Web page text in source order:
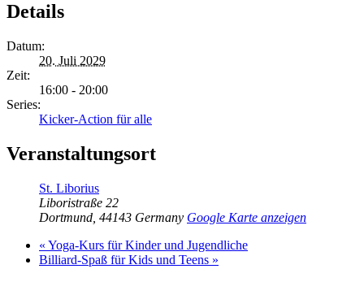
Details
Datum:
20. Juli 2029
Zeit:
16:00 - 20:00
Series:
Kicker-Action für alle
Veranstaltungsort
St. Liborius
Liboristraße 22
Dortmund 44143 Germany Google Karte anzeigen
« Yoga-Kurs für Kinder und Jugendliche
Billiard-Spaß für Kids und Teens »